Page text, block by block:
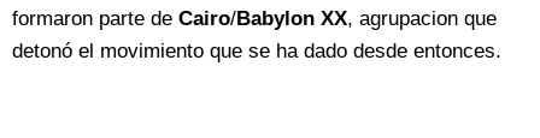
formaron parte de Cairo/Babylon XX, agrupacion que
detonó el movimiento que se ha dado desde entonces.